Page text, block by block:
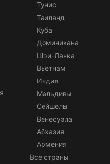
Тунис
Таиланд
Куба
Доминикана
Шри-Ланка
Вьетнам
Индия
Мальдивы
Сейшелы
Венесуэла
Абхазия
Армения
Все страны